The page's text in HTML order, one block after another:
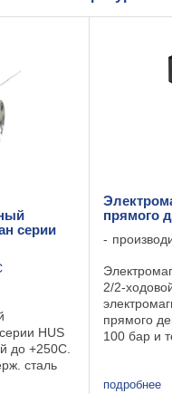
серии
HUS
до +250С.
сталь
с
прямого
2/2-
прямого
100 бар и
подробнее